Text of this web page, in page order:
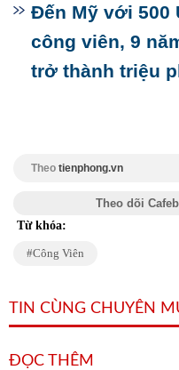
Đến Mỹ với 500
công viên, 9
trở thành triệu
Theo tienphong.vn
Theo dõi
Từ khóa:
Công Viên
TIN CÙNG CHUYÊN
ĐỌC THÊM